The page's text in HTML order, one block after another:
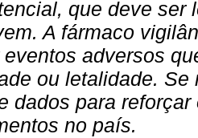
que deve ser
A fármaco
adversos
ou letalidade.
dados para
no país.